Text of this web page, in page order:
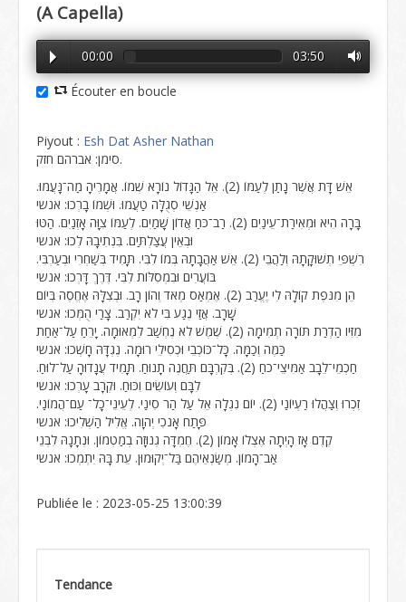
(A Capella)
00:00 03:50
Écouter en boucle
Piyout : Esh Dat Asher Nathan
סימן: אברהם חזק.
אֵשׁ דָּת אֲשֶׁר נָתַן לְעַמּוֹ (2). אֵל הַגָּדוֹל נוֹרָא שְׁמוֹ. אֲמָרֶיהָ מַה־נָּעֲמוּ.
אַנְשֵׁי סְגֻלָּה טַעֲמוּ. וּשְׁמוֹ בָרְכוּ: אנשי
בָּרָה הִיא וּמְאִירַת־עֵינַיִם (2). רַב־כֹּחַ אֲדוֹן שָׁמַיִם. לְעַמּוֹ צִוָּה אָזְנַיִם. הַטּוּ
וּבְאֵין עֲצַלְתַּיִם. בִּנְתִיבָהּ לְכוּ: אנשי
רִשְׁפֵּי תְשׁוּקָתָהּ וְלַהֲבֵי (2). אֵשׁ אַהֲבָתָהּ בְּמוֹ לִבִּי. תָּמִיד בְּשַׁחְרִי וּבְעַרְבִּי.
בּוֹעֲרִים וּבִמְסִלּוֹת לִבִּי. דֶּרֶךְ דָּרְכוּ: אנשי
הֵן מִנֹּפֶת קוֹלָהּ לִי יֶעֱרַב (2). אֶמְאַס מְאֹד וְהוֹן רָב. וּבְצִלָּהּ אֶחֱסֶה בְּיוֹם
שָׁרָב. אֲזַי נֶגַע בִּי לֹא יִקְרַב. צָרַי הֻמְּכוּ: אנשי
מִזִּיו הַדְרַת תּוֹרָה תְמִימָה (2). שֶׁמֶשׁ לֹא נֶחְשַׁב לִמְאוּמָה. יָרֵחַ עַל־אַחַת
כַּמֶּה וְכַמָּה. כָּל־כּוֹכְבֵי וּכְסִילֵי רוּמָה. נֶגְדָּהּ חָשְׁכוּ: אנשי
חַכְמֵי־לֵבָב אַמִּיצֵי־כֹחַ (2). בְּקִרְבָּם תַּחֲנֶה תָנוּחַ. תָּמִיד עֲנָדוּהָ עַל־לוּחַ.
לִבָּם וְעוֹשִׂים וִכּוּחַ. וּקְרָב עָרְכוּ: אנשי
זִכְרוּ וְצַהֲלוּ רַעְיוֹנַי (2). יוֹם נִגְלָה אֵל עַל הַר סִינַי. לְעֵינֵי־כָל־ עַם־הֲמוֹנַי.
פָּתַח אָנֹכִי יְהֹוָה. אֱלִיל הַשְׁלִיכוּ: אנשי
קֶדֶם אָז הָיְתָה אֶצְלוֹ אָמוֹן (2). חֶמְדָּה גְנוּזָה בְמַטְמוֹן. וּנְתָנָהּ לִבְנֵי
אַב־הָמוֹן. מְשַׂנְאֵיהֶם בַּל־יְקוּמוּן. עֵת בָּהּ יִתְמְכוּ: אנשי
Publiée le : 2023-05-25 13:00:39
Tendance